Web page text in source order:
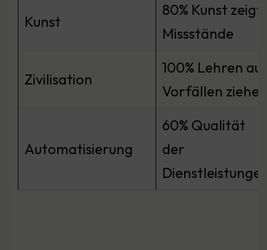
Kunst
80% Kunst zeigt
Missstände
Zivilisation
100% Lehren aus
Vorfällen ziehen
Automatisierung
60% Qualität
der